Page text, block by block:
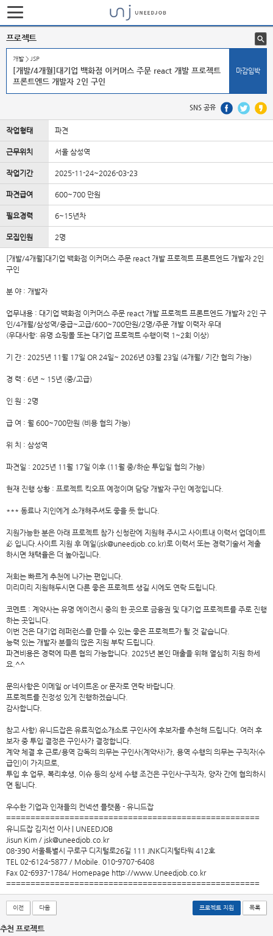
프로젝트
개발 > JSP
[개발/4개월]대기업 백화점 이커머스 주문 react 개발 프로젝트
프론트엔드 개발자 2인 구인
마감임박
SNS 공유
작업형태 파견
근무위치 서울 삼성역
작업기간 2025-11-24~2026-03-23
파견급여 600~700 만원
필요경력 6~15년차
모집인원 2명
[개발/4개월]대기업 백화점 이커머스 주문 react 개발 프로젝트 프론트엔드 개발자 2인
구인
분 야 : 개발자
업무내용 : 대기업 백화점 이커머스 주문 react 개발 프로젝트 프론트엔드 개발자 2인 구
인/4개월/삼성역/중급~고급/600~700만원/2명/주문 개발 이력자 우대
(우대사항: 유명 쇼핑몰 또는 대기업 프로젝트 수행이력 1~2회 이상)
기 간 : 2025년 11월 17일 OR 24일~ 2026년 03월 23일 (4개월/ 기간 협의 가능)
경 력 : 6년 ~ 15년 (중/고급)
인 원 : 2명
급 여 : 월 600~700만원 (비용 협의 가능)
위 치 : 삼성역
파견일 : 2025년 11월 17일 이후 (11월 중/하순 투입일 협의 가능)
현재 진행 상황 : 프로젝트 킥오프 예정이며 담당 개발자 구인 예정입니다.
*** 동료나 지인에게 소개해주셔도 좋을 듯 합니다.
지원가능한 분은 아래 프로젝트 참가 신청란에 지원해 주시고 사이트내 이력서 업데이트
必 입니다.사이트 지원 후 메일(jsk@uneedjob.co.kr)로 이력서 또는 경력기술서 제출
하시면 채택율은 더 높아집니다.
저희는 빠르게 추천에 나가는 편입니다.
미리미리 지원해두시면 다른 좋은 프로젝트 생길 시에도 연락 드립니다.
코멘트 : 계약사는 유명 에이전시 중의 한 곳으로 금융권 및 대기업 프로젝트를 주로 진행
하는 곳입니다.
이번 건은 대기업 레퍼런스를 만들 수 있는 좋은 프로젝트가 될 것 같습니다.
능력 있는 개발자 분들의 많은 지원 부탁 드립니다.
파견비용은 경력에 따른 협의 가능합니다. 2025년 본인 매출을 위해 열심히 지원 하세
요.^^
문의사항은 이메일 or 네이트온 or 문자로 연락 바랍니다.
프로젝트를 진정성 있게 진행하겠습니다.
감사합니다.
참고 사항) 유니드잡은 유료직업소개소로 구인사에 후보자를 추천해 드립니다. 여러 후
보자 중 투입 결정은 구인사가 결정합니다.
계약 체결 후 근로/용역 감독의 의무는 구인사(계약사)가, 용역 수행의 의무는 구직자(수
급인)이 가지므로,
투입 후 업무, 복리후생, 이슈 등의 상세 수행 조건은 구인사-구직자, 양자 간에 협의하시
면 됩니다.
우수한 기업과 인재들의 컨넥션 플랫폼 - 유니드잡
====================================================
유니드잡 김지선 이사 | UNEEDJOB
Jisun Kim / jsk@uneedjob.co.kr
08-390 서울특별시 구로구 디지털로26길 111 JNK디지털타워 412호
TEL 02-6124-5877 / Mobile. 010-9707-6408
Fax 02-6937-1784/ Homepage http://www.Uneedjob.co.kr
====================================================
이전 다음 프로젝트 지원 목록
추천 프로젝트